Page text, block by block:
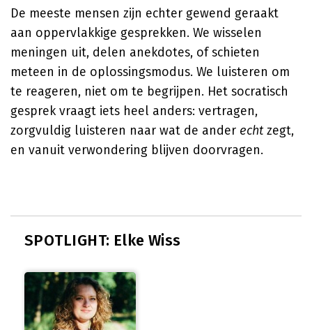
De meeste mensen zijn echter gewend geraakt
aan oppervlakkige gesprekken. We wisselen
meningen uit, delen anekdotes, of schieten
meteen in de oplossingsmodus. We luisteren om
te reageren, niet om te begrijpen. Het socratisch
gesprek vraagt iets heel anders: vertragen,
zorgvuldig luisteren naar wat de ander echtzegt,
en vanuit verwondering blijven doorvragen.
SPOTLIGHT: Elke Wiss